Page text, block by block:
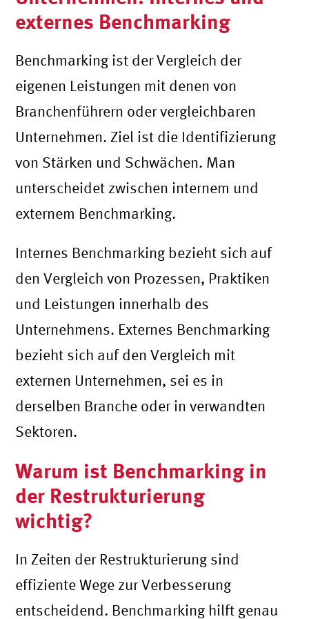
externes Benchmarking
Benchmarking ist der Vergleich der
eigenen Leistungen mit denen von
Branchenführern oder vergleichbaren
Unternehmen. Ziel ist die Identifizierung
von Stärken und Schwächen. Man
unterscheidet zwischen internem und
externem Benchmarking.
Internes Benchmarking bezieht sich auf
den Vergleich von Prozessen, Praktiken
und Leistungen innerhalb des
Unternehmens. Externes Benchmarking
bezieht sich auf den Vergleich mit
externen Unternehmen, sei es in
derselben Branche oder in verwandten
Sektoren.
Warum ist Benchmarking in
der Restrukturierung
wichtig?
In Zeiten der Restrukturierung sind
effiziente Wege zur Verbesserung
entscheidend. Benchmarking hilft genau